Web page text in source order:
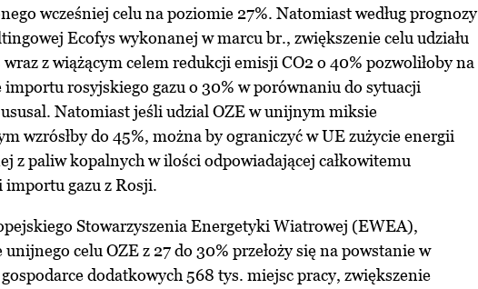
wcześniej celu na poziomie 27%. Natomiast według prognozy
Ecofys wykonanej w marcu br., zwiększenie celu udziału
z wiążącym celem redukcji emisji CO2 o 40% pozwoliłoby na
importu rosyjskiego gazu o 30% w porównaniu do sytuacji
Natomiast jeśli udzial OZE w unijnym miksie
wzrósłby do 45%, można by ograniczyć w UE zużycie energii
z paliw kopalnych w ilości odpowiadającej całkowitemu
gazu z Rosji.
Stowarzyszenia Energetyki Wiatrowej (EWEA),
celu OZE z 27 do 30% przełoży się na powstanie w
dodatkowych 568 tys. miejsc pracy, zwiększenie